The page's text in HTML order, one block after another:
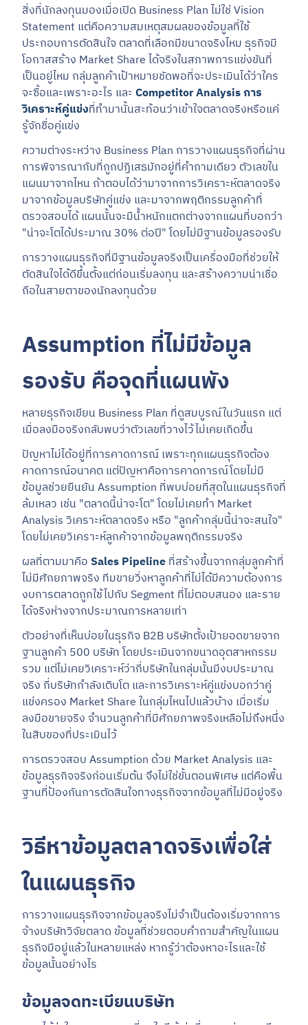
สิ่งที่นักลงทุนมองเมื่อเปิด Business Plan ไม่ใช่ Vision
Statement แต่คือความสมเหตุสมผลของข้อมูลที่ใช้
ประกอบการตัดสินใจ ตลาดที่เลือกมีขนาดจริงไหม ธุรกิจมี
โอกาสสร้าง Market Share ได้จริงในสภาพการแข่งขันที่
เป็นอยู่ไหม กลุ่มลูกค้าเป้าหมายชัดพอที่จะประเมินได้ว่าใคร
จะซื้อและเพราะอะไร และCompetitor Analysis การ
วิเคราะห์คู่แข่งที่ทำมานั้นสะท้อนว่าเข้าใจตลาดจริงหรือแค่
รู้จักชื่อคู่แข่ง
ความต่างระหว่าง Business Plan การวางแผนธุรกิจที่ผ่าน
การพิจารณากับที่ถูกปฏิเสธมักอยู่ที่คำถามเดียว ตัวเลขใน
แผนมาจากไหน ถ้าตอบได้ว่ามาจากการวิเคราะห์ตลาดจริง
มาจากข้อมูลบริษัทคู่แข่ง และมาจากพฤติกรรมลูกค้าที่
ตรวจสอบได้ แผนนั้นจะมีน้ำหนักแตกต่างจากแผนที่บอกว่า
"น่าจะโตได้ประมาณ 30% ต่อปี" โดยไม่มีฐานข้อมูลรองรับ
การวางแผนธุรกิจที่มีฐานข้อมูลจริงเป็นเครื่องมือที่ช่วยให้
ตัดสินใจได้ดีขึ้นตั้งแต่ก่อนเริ่มลงทุน และสร้างความน่าเชื่อ
ถือในสายตาของนักลงทุนด้วย
Assumption ที่ไม่มีข้อมูล
รองรับ คือจุดที่แผนพัง
หลายธุรกิจเขียน Business Plan ที่ดูสมบูรณ์ในวันแรก แต่
เมื่อลงมือจริงกลับพบว่าตัวเลขที่วางไว้ไม่เคยเกิดขึ้น
ปัญหาไม่ได้อยู่ที่การคาดการณ์ เพราะทุกแผนธุรกิจต้อง
คาดการณ์อนาคต แต่ปัญหาคือการคาดการณ์โดยไม่มี
ข้อมูลช่วยยืนยัน Assumption ที่พบบ่อยที่สุดในแผนธุรกิจที่
ล้มเหลว เช่น "ตลาดนี้น่าจะโต" โดยไม่เคยทำ Market
Analysis วิเคราะห์ตลาดจริง หรือ "ลูกค้ากลุ่มนี้น่าจะสนใจ"
โดยไม่เคยวิเคราะห์ลูกค้าจากข้อมูลพฤติกรรมจริง
ผลที่ตามมาคือSales Pipelineที่สร้างขึ้นจากกลุ่มลูกค้าที่
ไม่มีศักยภาพจริง ทีมขายวิ่งหาลูกค้าที่ไม่ได้มีความต้องการ
งบการตลาดถูกใช้ไปกับ Segment ที่ไม่ตอบสนอง และราย
ได้จริงห่างจากประมาณการหลายเท่า
ตัวอย่างที่เห็นบ่อยในธุรกิจ B2B บริษัทตั้งเป้ายอดขายจาก
ฐานลูกค้า 500 บริษัท โดยประเมินจากขนาดอุตสาหกรรม
รวม แต่ไม่เคยวิเคราะห์ว่ากี่บริษัทในกลุ่มนั้นมีงบประมาณ
จริง กี่บริษัทกำลังเติบโต และการวิเคราะห์คู่แข่งบอกว่าคู่
แข่งครอง Market Share ในกลุ่มไหนไปแล้วบ้าง เมื่อเริ่ม
ลงมือขายจริง จำนวนลูกค้าที่มีศักยภาพจริงเหลือไม่ถึงหนึ่ง
ในสิบของที่ประเมินไว้
การตรวจสอบ Assumption ด้วย Market Analysis และ
ข้อมูลธุรกิจจริงก่อนเริ่มต้น จึงไม่ใช่ขั้นตอนพิเศษ แต่คือพื้น
ฐานที่ป้องกันการตัดสินใจทางธุรกิจจากข้อมูลที่ไม่มีอยู่จริง
วิธีหาข้อมูลตลาดจริงเพื่อใส่
ในแผนธุรกิจ
การวางแผนธุรกิจจากข้อมูลจริงไม่จำเป็นต้องเริ่มจากการ
จ้างบริษัทวิจัยตลาด ข้อมูลที่ช่วยตอบคำถามสำคัญในแผน
ธุรกิจมีอยู่แล้วในหลายแหล่ง หากรู้ว่าต้องหาอะไรและใช้
ข้อมูลนั้นอย่างไร
ข้อมูลจดทะเบียนบริษัท